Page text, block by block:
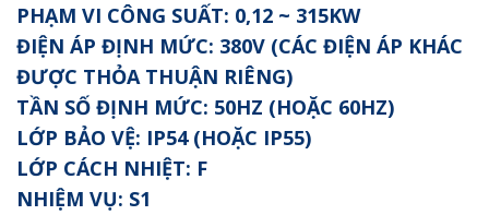
PHẠM VI CÔNG SUẤT: 0,12 ~ 315KW
ĐIỆN ÁP ĐỊNH MỨC: 380V (CÁC ĐIỆN ÁP KHÁC
ĐƯỢC THỎA THUẬN RIÊNG)
TẦN SỐ ĐỊNH MỨC: 50HZ (HOẶC 60HZ)
LỚP BẢO VỆ: IP54 (HOẶC IP55)
LỚP CÁCH NHIỆT: F
NHIỆM VỤ: S1